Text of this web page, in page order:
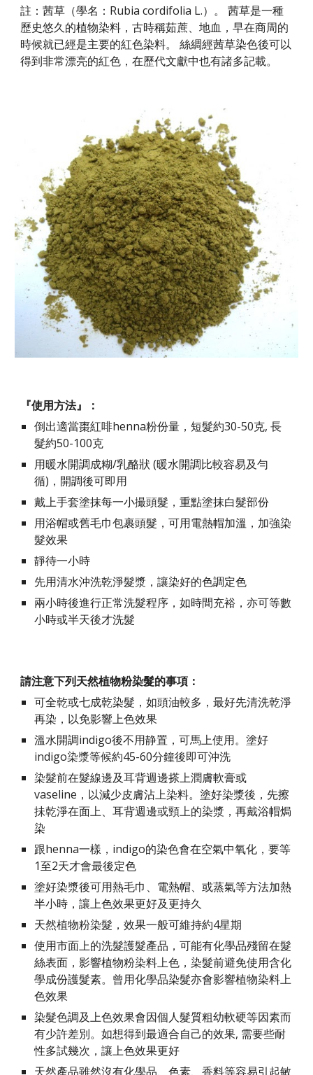
註：茜草（學名：Rubia cordifolia L.）。 茜草是一種
歷史悠久的植物染料，古時稱茹蔗、地血，早在商周的
時候就已經是主要的紅色染料。 絲綢經茜草染色後可以
得到非常漂亮的紅色，在歷代文獻中也有諸多記載。
『使用方法』：
倒出適當棗紅啡henna粉份量，短髮約30-50克, 長
髮約50-100克
用暖水開調成糊/乳酪狀 (暖水開調比較容易及勻
循)，開調後可即用
戴上手套塗抹每一小撮頭髮，重點塗抹白髮部份
用浴帽或舊毛巾包裹頭髮，可用電熱帽加溫，加強染
髮效果
靜待一小時
先用清水沖洗乾淨髮漿，讓染好的色調定色
兩小時後進行正常洗髮程序，如時間充裕，亦可等數
小時或半天後才洗髮
請注意下列天然植物粉染髮的事項：
可全乾或七成乾染髮，如頭油較多，最好先清洗乾淨
再染，以免影響上色效果
溫水開調indigo後不用静置，可馬上使用。塗好
indigo染漿等候約45-60分鐘後即可沖洗
染髮前在髮線邊及耳背週邊搽上潤膚軟膏或
vaseline，以減少皮膚沾上染料。塗好染漿後，先擦
抺乾淨在面上、耳背週邊或頸上的染漿，再戴浴帽焗
染
跟henna一樣，indigo的染色會在空氣中氧化，要等
1至2天才會最後定色
塗好染漿後可用熱毛巾、電熱帽、或蒸氣等方法加熱
半小時，讓上色效果更好及更持久
天然植物粉染髮，效果一般可維持約4星期
使用市面上的洗髮護髮產品，可能有化學品殘留在髮
絲表面，影響植物粉染料上色，染髮前避免使用含化
學成份護髮素。曾用化學品染髮亦會影響植物染料上
色效果
染髮色調及上色效果會因個人髮質粗幼軟硬等因素而
有少許差別。如想得到最適合自己的效果, 需要些耐
性多試幾次，讓上色效果更好
天然產品雖然沒有化學品、色素、香料等容易引起敏